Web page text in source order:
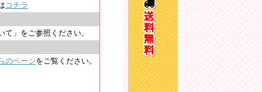
コチラ
て」をご参照ください。
のページをご覧ください。